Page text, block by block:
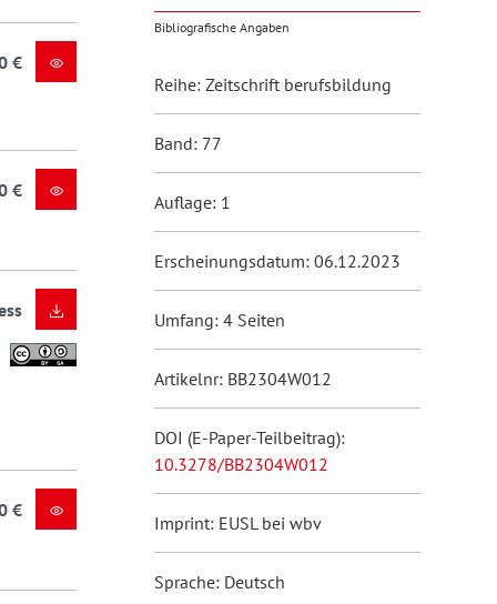
€
€
€
Bibliografische Angaben
Reihe: Zeitschrift berufsbildung
Band: 77
Auflage: 1
Erscheinungsdatum: 06.12.2023
Umfang: 4 Seiten
Artikelnr: BB2304W012
DOI (E-Paper-Teilbeitrag):
10.3278/BB2304W012
Imprint: EUSL bei wbv
Sprache: Deutsch